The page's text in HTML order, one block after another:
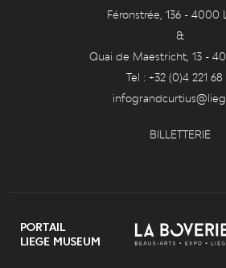
Féronstrée, 136 - 4000
&
Quai de Maestricht, 13 -
Tel : +32 (0)4 221 68
BILLETTERIE